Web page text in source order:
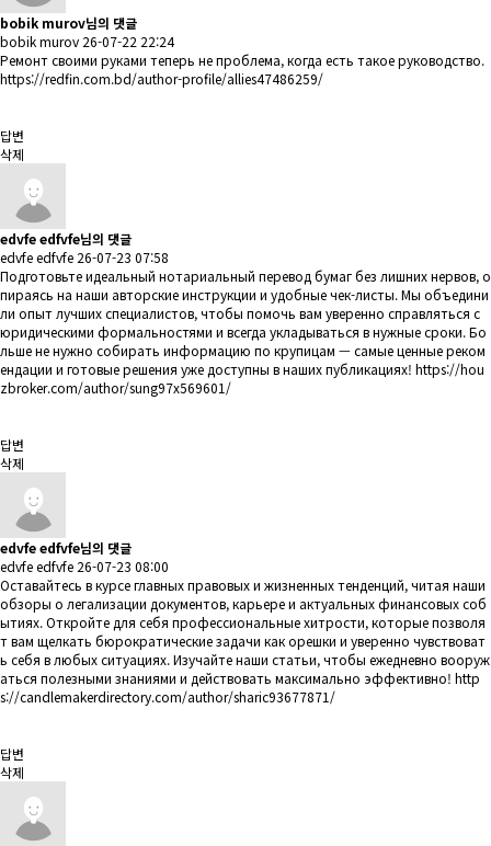
bobik murov님의 댓글
bobik murov 26-07-22 22:24
Ремонт своими руками теперь не проблема, когда есть такое руководство.
https://redfin.com.bd/author-profile/allies47486259/
답변
삭제
edvfe edfvfe님의 댓글
edvfe edfvfe 26-07-23 07:58
Подготовьте идеальный нотариальный перевод бумаг без лишних нервов, о
пираясь на наши авторские инструкции и удобные чек-листы. Мы объедини
ли опыт лучших специалистов, чтобы помочь вам уверенно справляться с
юридическими формальностями и всегда укладываться в нужные сроки. Бо
льше не нужно собирать информацию по крупицам — самые ценные реком
ендации и готовые решения уже доступны в наших публикациях! https://hou
zbroker.com/author/sung97x569601/
답변
삭제
edvfe edfvfe님의 댓글
edvfe edfvfe 26-07-23 08:00
Оставайтесь в курсе главных правовых и жизненных тенденций, читая наши
обзоры о легализации документов, карьере и актуальных финансовых соб
ытиях. Откройте для себя профессиональные хитрости, которые позволя
т вам щелкать бюрократические задачи как орешки и уверенно чувствоват
ь себя в любых ситуациях. Изучайте наши статьи, чтобы ежедневно вооруж
аться полезными знаниями и действовать максимально эффективно! http
s://candlemakerdirectory.com/author/sharic93677871/
답변
삭제